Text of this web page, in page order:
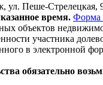
ул. Пеше-Стрелецкая,
время. Форма
объектов
участника
в электронной
обязательно